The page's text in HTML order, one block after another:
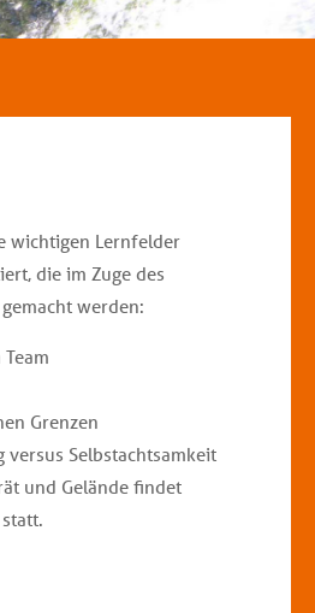
wichtigen Lernfelder
die im Zuge des
werden:
Grenzen
versus Selbstachtsamkeit
und Gelände findet